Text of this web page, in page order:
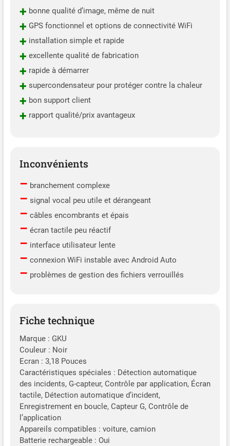
+ bonne qualité d’image, même de nuit
+ GPS fonctionnel et options de connectivité WiFi
+ installation simple et rapide
+ excellente qualité de fabrication
+ rapide à démarrer
+ supercondensateur pour protéger contre la chaleur
+ bon support client
+ rapport qualité/prix avantageux
Inconvénients
– branchement complexe
– signal vocal peu utile et dérangeant
– câbles encombrants et épais
– écran tactile peu réactif
– interface utilisateur lente
– connexion WiFi instable avec Android Auto
– problèmes de gestion des fichiers verrouillés
Fiche technique
Marque : GKU
Couleur : Noir
Ecran : 3,18 Pouces
Caractéristiques spéciales : Détection automatique
des incidents, G-capteur, Contrôle par application, Écran
tactile, Détection automatique d’incident,
Enregistrement en boucle, Capteur G, Contrôle de
l’application
Appareils compatibles : voiture, camion
Batterie rechargeable : Oui